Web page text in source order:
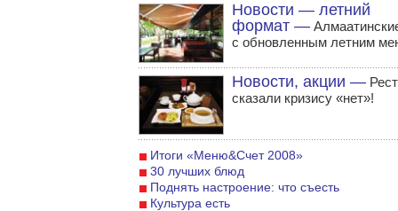
Новости — летний
формат —
с обновленным летним
Новости, акции —
сказали кризису «нет»!
Итоги «Меню&Счет 2008»
30 лучших блюд
Поднять настроение: что съесть
Культура есть